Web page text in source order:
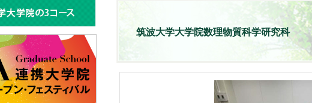
筑波大学大学院数理物質科学研究科